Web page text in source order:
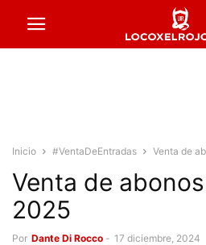
Inicio #VentaDeEntradas Venta de
Venta de
2025
Por Dante Di Rocco - 17 diciembre, 2024